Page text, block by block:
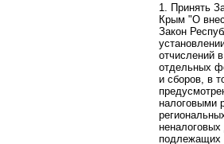
1. Принять
Крым "О
Закон
отчислений
отдельных
и сборов, в
налоговыми
неналоговых
подлежащих